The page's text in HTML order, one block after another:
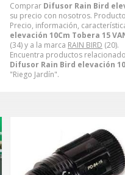
Comprar Difusor Rain Bird
su precio con nosotros.
Precio, información,
elevación 10Cm Tobera 15
(34) y a la marca RAIN BIRD (20).
Encuentra productos
Difusor Rain Bird elevación
"Riego Jardín".